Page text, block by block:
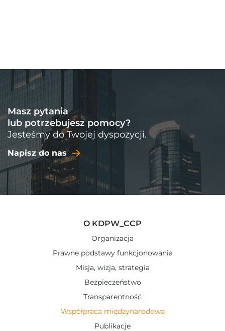
Masz pytania
lub potrzebujesz pomocy?
Jesteśmy do Twojej dyspozycji.
Napisz do nas
O KDPW_CCP
Organizacja
Prawne podstawy funkcjonowania
Misja, wizja, strategia
Bezpieczeństwo
Transparentność
Współpraca międzynarodowa
Publikacje